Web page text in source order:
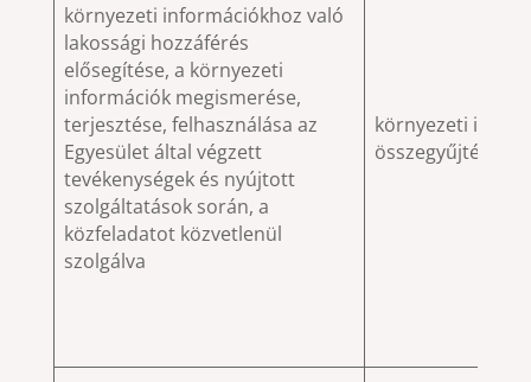
környezeti információkhoz való
lakossági hozzáférés
elősegítése, a környezeti
információk megismerése,
terjesztése, felhasználása az
Egyesület által végzett
tevékenységek és nyújtott
szolgáltatások során, a
közfeladatot közvetlenül
szolgálva
környezeti
összegyűjtése